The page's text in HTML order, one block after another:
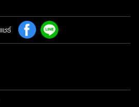
แชร์